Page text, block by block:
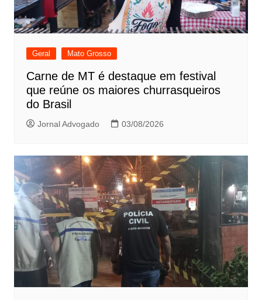
Geral Mato Grosso
Carne de MT é destaque em festival
que reúne os maiores churrasqueiros
do Brasil
Jornal Advogado 03/08/2026